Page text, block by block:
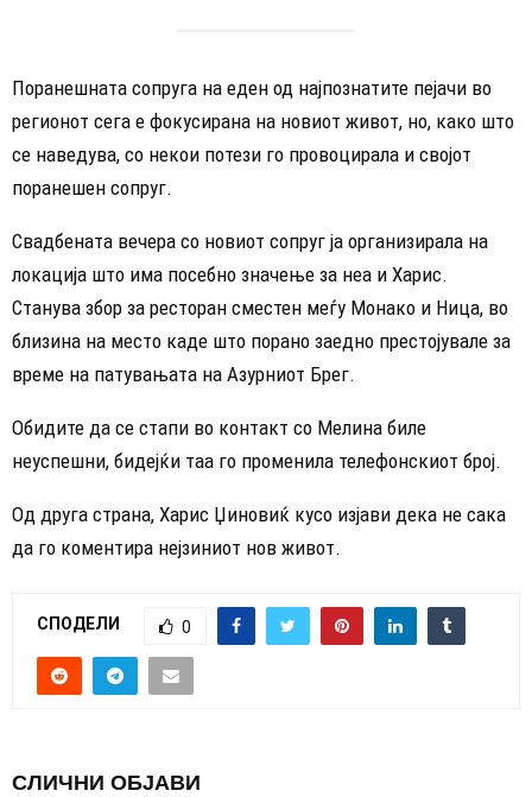
Поранешната сопруга на еден од најпознатите пејачи во
регионот сега е фокусирана на новиот живот, но, како што
се наведува, со некои потези го провоцирала и својот
поранешен сопруг.
Свадбената вечера со новиот сопруг ја организирала на
локација што има посебно значење за неа и Харис.
Станува збор за ресторан сместен меѓу Монако и Ница, во
близина на место каде што порано заедно престојувале за
време на патувањата на Азурниот Брег.
Обидите да се стапи во контакт со Мелина биле
неуспешни, бидејќи таа го променила телефонскиот број.
Од друга страна, Харис Џиновиќ кусо изјави дека не сака
да го коментира нејзиниот нов живот.
СПОДЕЛИ 0
СЛИЧНИ ОБЈАВИ